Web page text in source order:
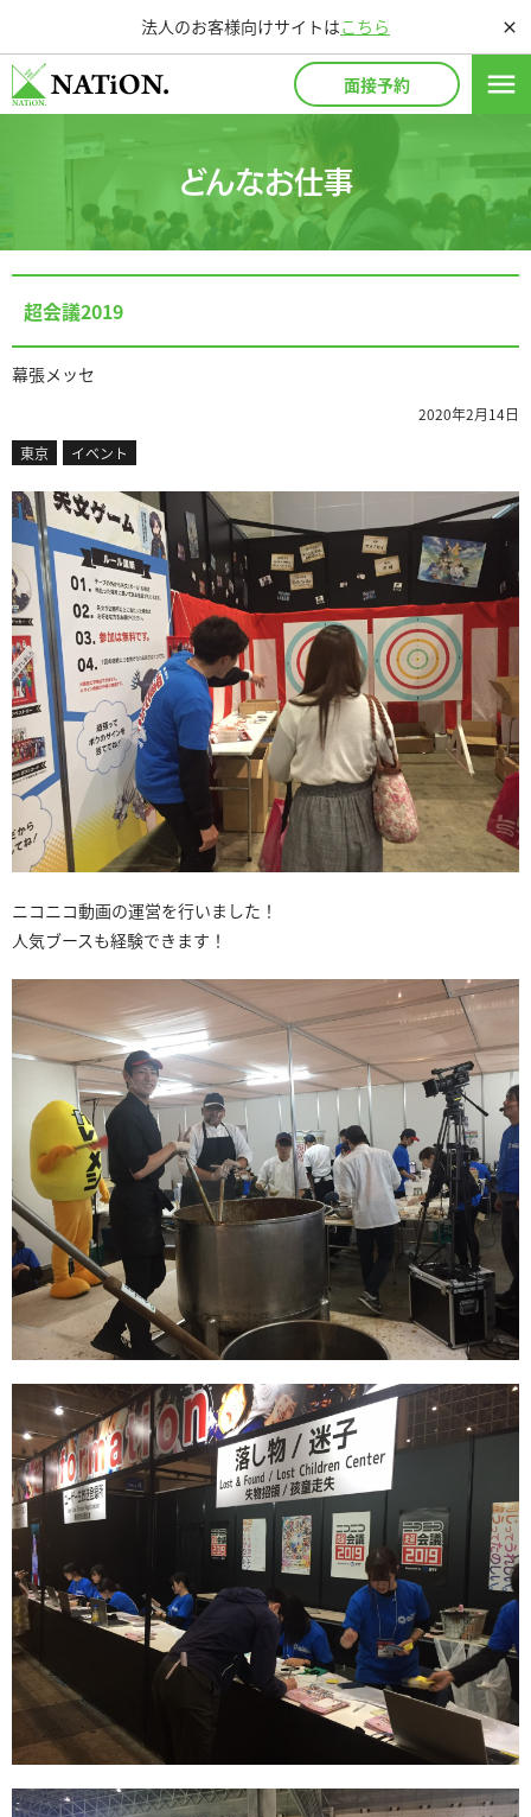
法人のお客様向けサイトはこちら close
面接予約 menu
どんなお仕事
超会議2019
幕張メッセ
2020年2月14日
東京
イベント
ニコニコ動画の運営を行いました！
人気ブースも経験できます！